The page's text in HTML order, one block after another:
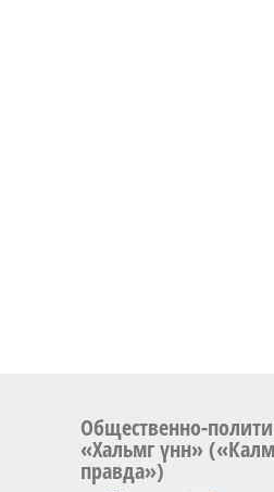
Общественно-
«Хальмг үнн»
правда»)